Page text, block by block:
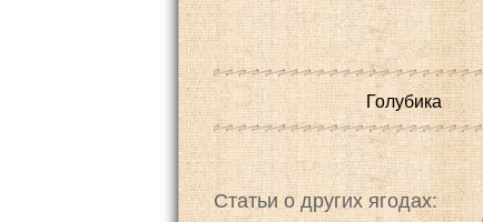
Голубика
Статьи о других ягодах: